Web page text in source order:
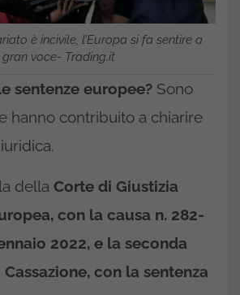
è incivile, l’Europa si fa sentire a
gran voce- Trading.it
sentenze europee? Sono
hanno contribuito a chiarire
della Corte di Giustizia
con la causa n. 282-
2022, e la seconda
con la sentenza